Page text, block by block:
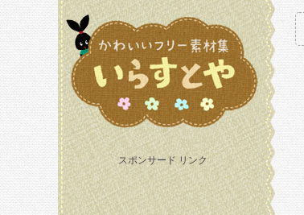
スポンサード リンク